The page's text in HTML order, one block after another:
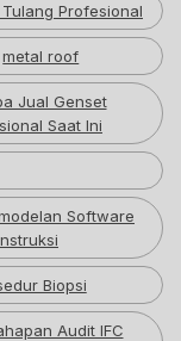
Profesional
metal roof
Jual Genset
Saat Ini
Software
Biopsi
Audit IFC